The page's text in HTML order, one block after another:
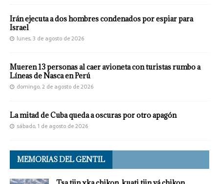
Irán ejecuta a dos hombres condenados por espiar para
Israel
lunes, 3 de agosto de 2026
Mueren 13 personas al caer avioneta con turistas rumbo a
Líneas de Nasca en Perú
domingo, 2 de agosto de 2026
La mitad de Cuba queda a oscuras por otro apagón
sábado, 1 de agosto de 2026
MEMORIAS DEL GENTIL